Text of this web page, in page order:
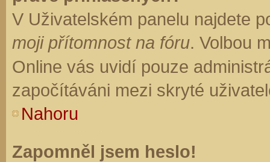
V Uživatelském panelu najdete
moji přítomnost na fóru. Volbou
Online vás uvidí pouze
započítáváni mezi skryté
Nahoru
Zapomněl jsem heslo!